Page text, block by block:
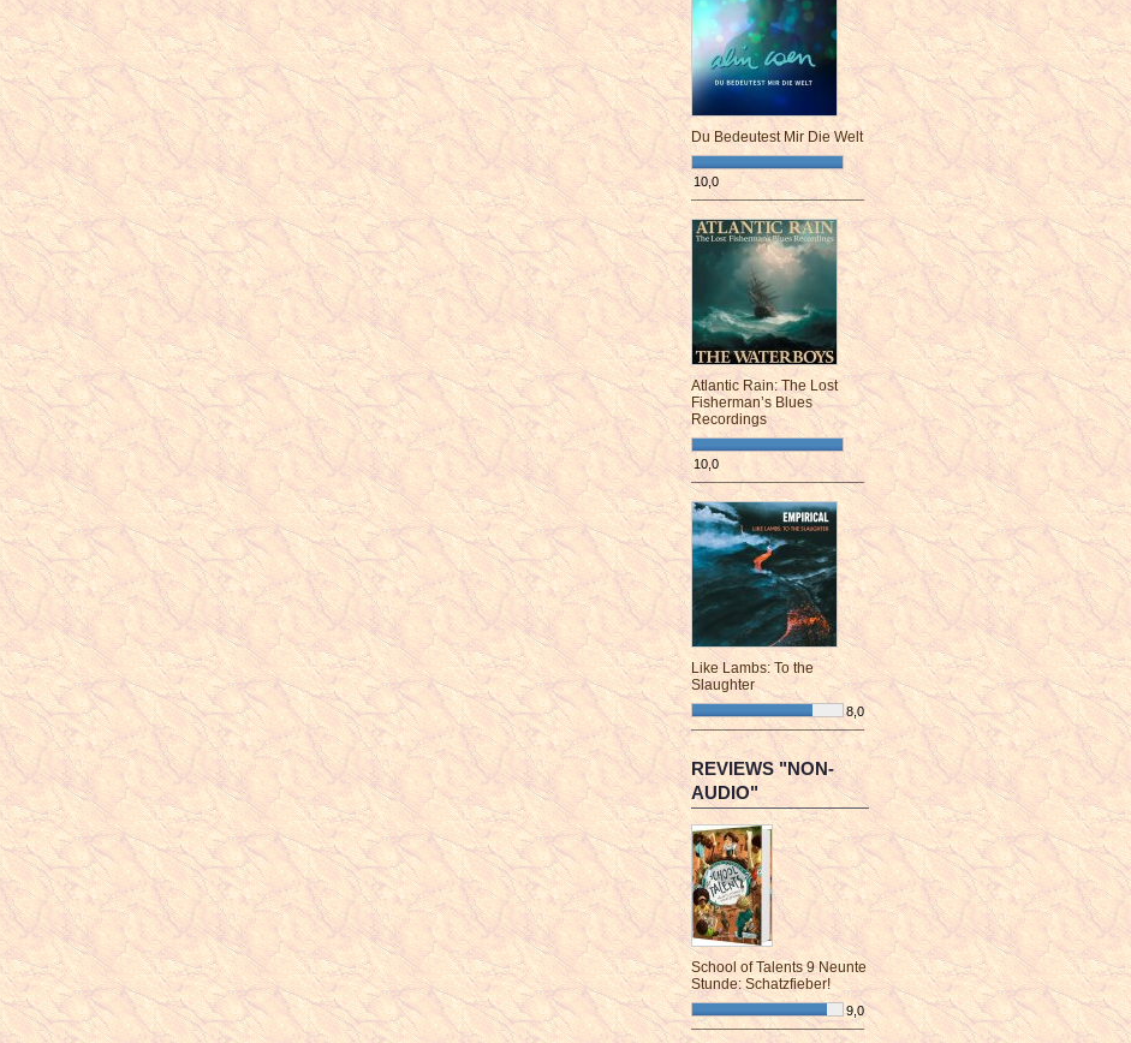
Du Bedeutest Mir Die Welt
10,0
¯¯¯¯¯¯¯¯¯¯¯¯¯¯¯¯¯¯¯¯¯¯¯¯
Atlantic Rain: The Lost
Fisherman’s Blues
Recordings
10,0
¯¯¯¯¯¯¯¯¯¯¯¯¯¯¯¯¯¯¯¯¯¯¯¯
Like Lambs: To the
Slaughter
8,0
¯¯¯¯¯¯¯¯¯¯¯¯¯¯¯¯¯¯¯¯¯¯¯¯
REVIEWS "NON-
AUDIO"
School of Talents 9 Neunte
Stunde: Schatzfieber!
9,0
¯¯¯¯¯¯¯¯¯¯¯¯¯¯¯¯¯¯¯¯¯¯¯¯